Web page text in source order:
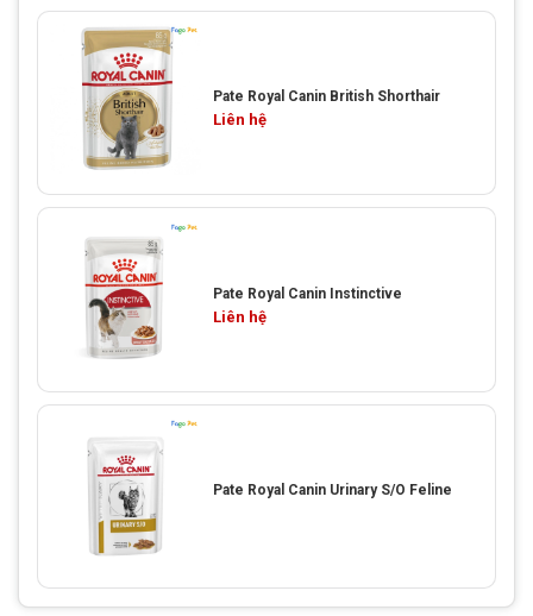
Pate Royal Canin British Shorthair
Liên hệ
Pate Royal Canin Instinctive
Liên hệ
Pate Royal Canin Urinary S/O Feline